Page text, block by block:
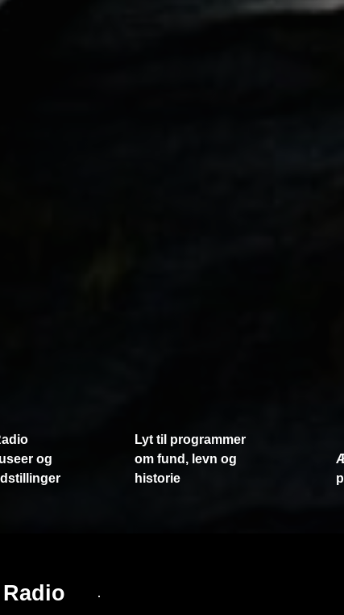
og
Lyt til programmer
om fund, levn og
historie
.